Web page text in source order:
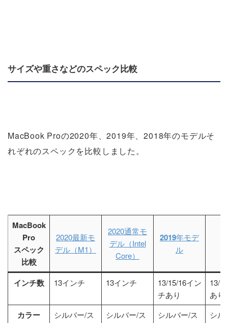
サイズや重さなどのスペック比較
MacBook Proの2020年、2019年、2018年のモデルそ
れぞれのスペックを比較しました。
MacBook
Pro
スペック
比較
2020最新モ
デル（M1）
2020通常モ
デル（Intel
Core）
2019年モデ
ル
インチ数 13インチ 13インチ
13/15/16イン
チあり
13/
あり
カラー
シルバー/ス
シルバー/ス
シルバー/ス
シル